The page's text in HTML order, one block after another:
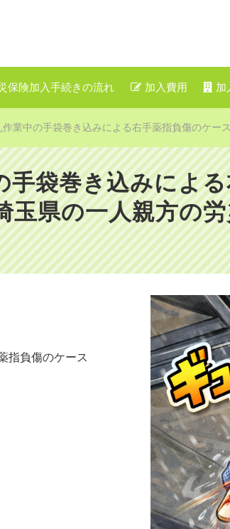
保険加入手続きの流れ 加入費用 加
作業中の手袋巻き込みによる右手薬指負傷のケー
手袋巻き込みによ
玉県の一人親方の
指負傷のケース